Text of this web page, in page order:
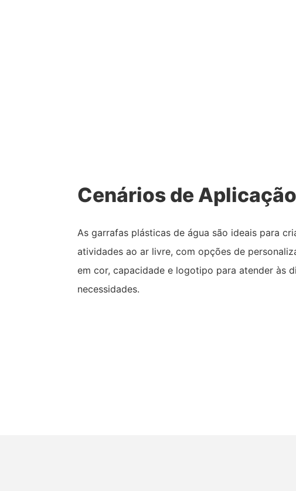
Cenários de Aplicação
As garrafas plásticas de água são ideais para
atividades ao ar livre, com opções de
em cor, capacidade e logotipo para atender às
necessidades.